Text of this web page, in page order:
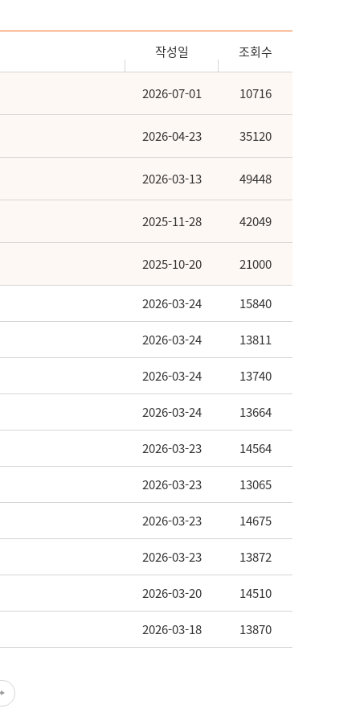
작성일 조회수
2026-07-01 10716
2026-04-23 35120
2026-03-13 49448
2025-11-28 42049
2025-10-20 21000
2026-03-24 15840
2026-03-24 13811
2026-03-24 13740
2026-03-24 13664
2026-03-23 14564
2026-03-23 13065
2026-03-23 14675
2026-03-23 13872
2026-03-20 14510
2026-03-18 13870